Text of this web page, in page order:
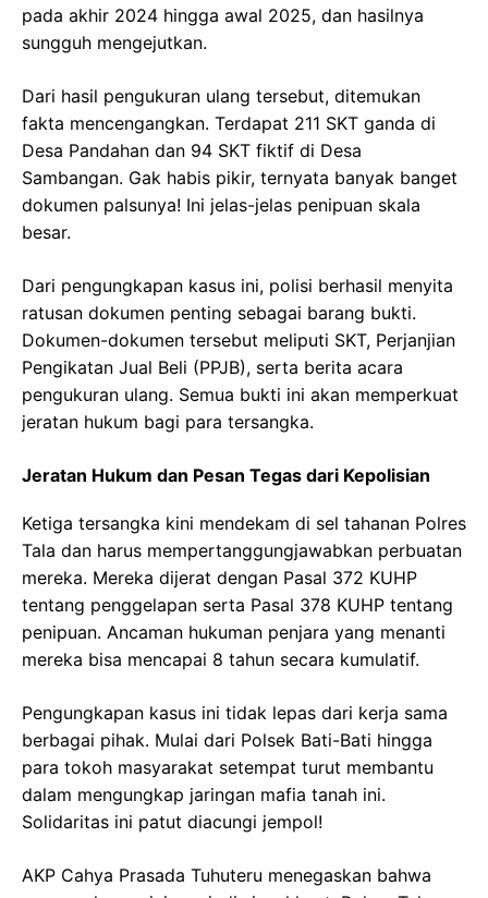
pada akhir 2024 hingga awal 2025, dan hasilnya
sungguh mengejutkan.
Dari hasil pengukuran ulang tersebut, ditemukan
fakta mencengangkan. Terdapat 211 SKT ganda di
Desa Pandahan dan 94 SKT fiktif di Desa
Sambangan. Gak habis pikir, ternyata banyak banget
dokumen palsunya! Ini jelas-jelas penipuan skala
besar.
Dari pengungkapan kasus ini, polisi berhasil menyita
ratusan dokumen penting sebagai barang bukti.
Dokumen-dokumen tersebut meliputi SKT, Perjanjian
Pengikatan Jual Beli (PPJB), serta berita acara
pengukuran ulang. Semua bukti ini akan memperkuat
jeratan hukum bagi para tersangka.
Jeratan Hukum dan Pesan Tegas dari Kepolisian
Ketiga tersangka kini mendekam di sel tahanan Polres
Tala dan harus mempertanggungjawabkan perbuatan
mereka. Mereka dijerat dengan Pasal 372 KUHP
tentang penggelapan serta Pasal 378 KUHP tentang
penipuan. Ancaman hukuman penjara yang menanti
mereka bisa mencapai 8 tahun secara kumulatif.
Pengungkapan kasus ini tidak lepas dari kerja sama
berbagai pihak. Mulai dari Polsek Bati-Bati hingga
para tokoh masyarakat setempat turut membantu
dalam mengungkap jaringan mafia tanah ini.
Solidaritas ini patut diacungi jempol!
AKP Cahya Prasada Tuhuteru menegaskan bahwa